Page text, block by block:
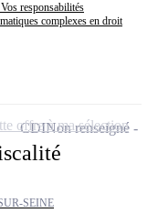
responsabilités
complexes en droit
SEINE
CDINon renseigné
offre à ma sélection